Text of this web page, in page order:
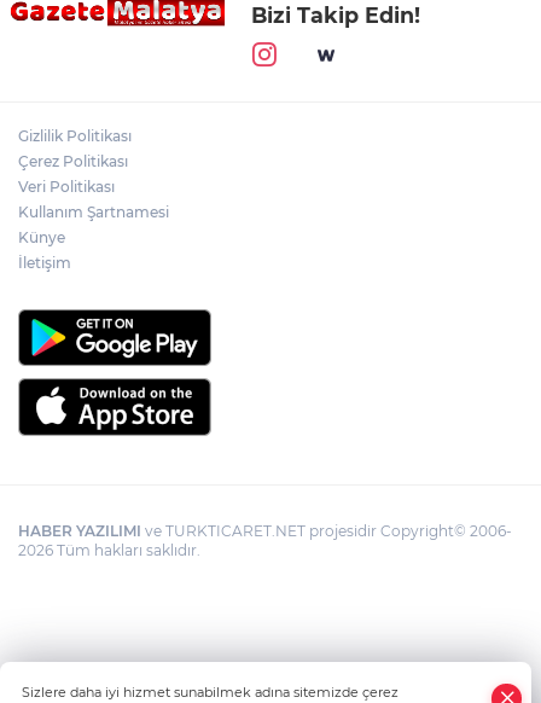
Bizi Takip Edin!
Gizlilik Politikası
Çerez Politikası
Veri Politikası
Kullanım Şartnamesi
Künye
İletişim
HABER YAZILIMI ve TURKTICARET.NET projesidir Copyright© 2006-
2026 Tüm hakları saklıdır.
Sizlere daha iyi hizmet sunabilmek adına sitemizde çerez